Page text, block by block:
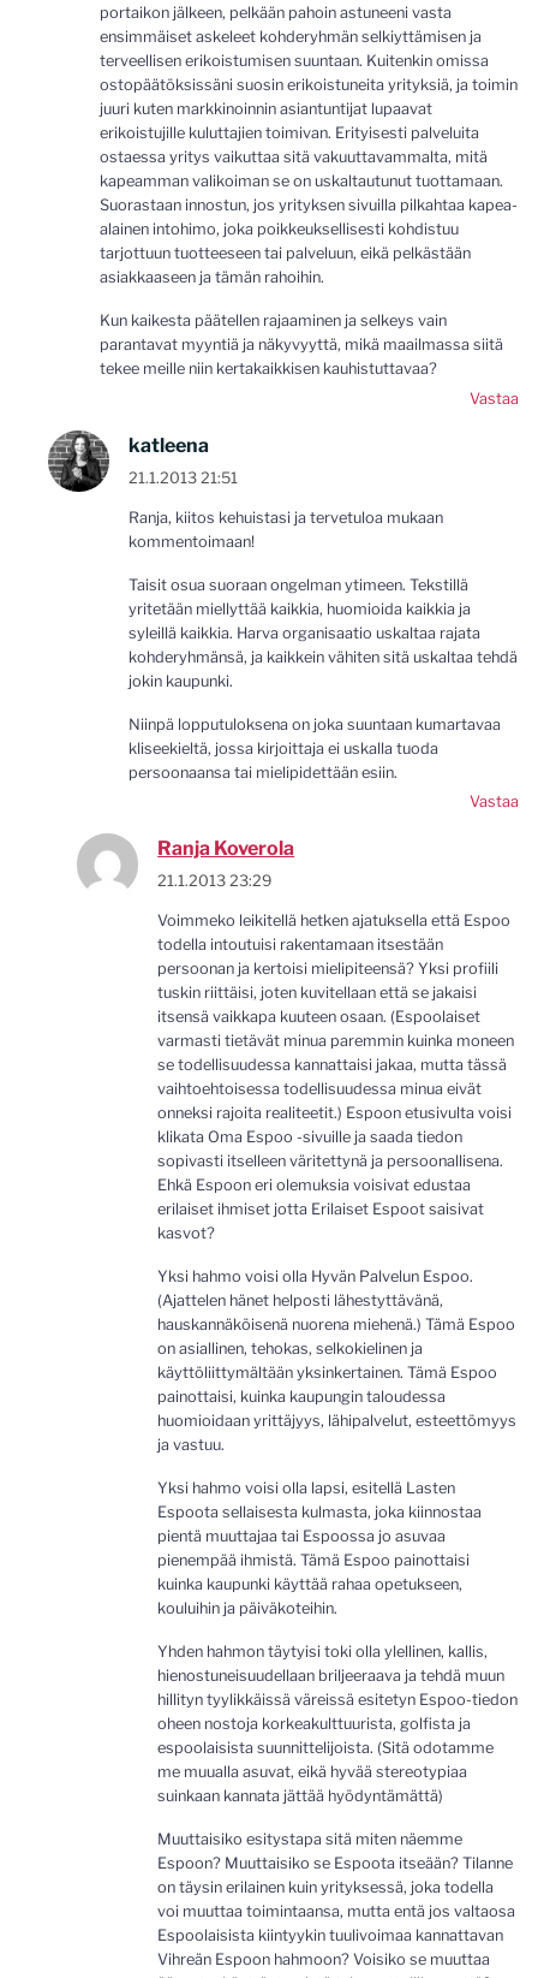
portaikon jälkeen, pelkään pahoin astuneeni vasta
ensimmäiset askeleet kohderyhmän selkiyttämisen ja
terveellisen erikoistumisen suuntaan. Kuitenkin omissa
ostopäätöksissäni suosin erikoistuneita yrityksiä, ja toimin
juuri kuten markkinoinnin asiantuntijat lupaavat
erikoistujille kuluttajien toimivan. Erityisesti palveluita
ostaessa yritys vaikuttaa sitä vakuuttavammalta, mitä
kapeamman valikoiman se on uskaltautunut tuottamaan.
Suorastaan innostun, jos yrityksen sivuilla pilkahtaa kapea-
alainen intohimo, joka poikkeuksellisesti kohdistuu
tarjottuun tuotteeseen tai palveluun, eikä pelkästään
asiakkaaseen ja tämän rahoihin.
Kun kaikesta päätellen rajaaminen ja selkeys vain
parantavat myyntiä ja näkyvyyttä, mikä maailmassa siitä
tekee meille niin kertakaikkisen kauhistuttavaa?
Vastaa
katleena
21.1.2013 21:51
Ranja, kiitos kehuistasi ja tervetuloa mukaan
kommentoimaan!
Taisit osua suoraan ongelman ytimeen. Tekstillä
yritetään miellyttää kaikkia, huomioida kaikkia ja
syleillä kaikkia. Harva organisaatio uskaltaa rajata
kohderyhmänsä, ja kaikkein vähiten sitä uskaltaa tehdä
jokin kaupunki.
Niinpä lopputuloksena on joka suuntaan kumartavaa
kliseekieltä, jossa kirjoittaja ei uskalla tuoda
persoonaansa tai mielipidettään esiin.
Vastaa
Ranja Koverola
21.1.2013 23:29
Voimmeko leikitellä hetken ajatuksella että Espoo
todella intoutuisi rakentamaan itsestään
persoonan ja kertoisi mielipiteensä? Yksi profiili
tuskin riittäisi, joten kuvitellaan että se jakaisi
itsensä vaikkapa kuuteen osaan. (Espoolaiset
varmasti tietävät minua paremmin kuinka moneen
se todellisuudessa kannattaisi jakaa, mutta tässä
vaihtoehtoisessa todellisuudessa minua eivät
onneksi rajoita realiteetit.) Espoon etusivulta voisi
klikata Oma Espoo -sivuille ja saada tiedon
sopivasti itselleen väritettynä ja persoonallisena.
Ehkä Espoon eri olemuksia voisivat edustaa
erilaiset ihmiset jotta Erilaiset Espoot saisivat
kasvot?
Yksi hahmo voisi olla Hyvän Palvelun Espoo.
(Ajattelen hänet helposti lähestyttävänä,
hauskannäköisenä nuorena miehenä.) Tämä Espoo
on asiallinen, tehokas, selkokielinen ja
käyttöliittymältään yksinkertainen. Tämä Espoo
painottaisi, kuinka kaupungin taloudessa
huomioidaan yrittäjyys, lähipalvelut, esteettömyys
ja vastuu.
Yksi hahmo voisi olla lapsi, esitellä Lasten
Espoota sellaisesta kulmasta, joka kiinnostaa
pientä muuttajaa tai Espoossa jo asuvaa
pienempää ihmistä. Tämä Espoo painottaisi
kuinka kaupunki käyttää rahaa opetukseen,
kouluihin ja päiväkoteihin.
Yhden hahmon täytyisi toki olla ylellinen, kallis,
hienostuneisuudellaan briljeeraava ja tehdä muun
hillityn tyylikkäissä väreissä esitetyn Espoo-tiedon
oheen nostoja korkeakulttuurista, golfista ja
espoolaisista suunnittelijoista. (Sitä odotamme
me muualla asuvat, eikä hyvää stereotypiaa
suinkaan kannata jättää hyödyntämättä)
Muuttaisiko esitystapa sitä miten näemme
Espoon? Muuttaisiko se Espoota itseään? Tilanne
on täysin erilainen kuin yrityksessä, joka todella
voi muuttaa toimintaansa, mutta entä jos valtaosa
Espoolaisista kiintyykin tuulivoimaa kannattavan
Vihreän Espoon hahmoon? Voisiko se muuttaa